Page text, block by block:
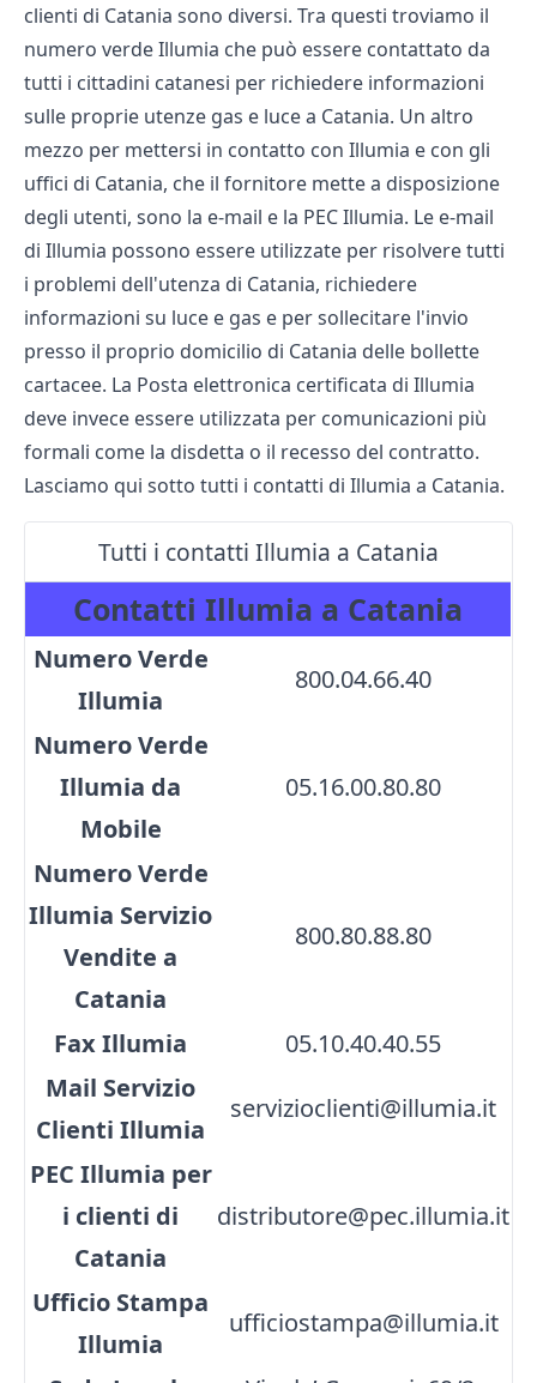
clienti di Catania sono diversi. Tra questi troviamo il
numero verde Illumia che può essere contattato da
tutti i cittadini catanesi per richiedere informazioni
sulle proprie utenze gas e luce a Catania. Un altro
mezzo per mettersi in contatto con Illumia e con gli
uffici di Catania, che il fornitore mette a disposizione
degli utenti, sono la e-mail e la PEC Illumia. Le e-mail
di Illumia possono essere utilizzate per risolvere tutti
i problemi dell'utenza di Catania, richiedere
informazioni su luce e gas e per sollecitare l'invio
presso il proprio domicilio di Catania delle bollette
cartacee. La Posta elettronica certificata di Illumia
deve invece essere utilizzata per comunicazioni più
formali come la disdetta o il recesso del contratto.
Lasciamo qui sotto tutti i contatti di Illumia a Catania.
Tutti i contatti Illumia a Catania
Contatti Illumia a Catania
Numero Verde
Illumia
800.04.66.40
Numero Verde
Illumia da
Mobile
05.16.00.80.80
Numero Verde
Illumia Servizio
Vendite a
Catania
800.80.88.80
Fax Illumia
05.10.40.40.55
Mail Servizio
Clienti Illumia
servizioclienti@illumia.it
PEC Illumia per
i clienti di
Catania
distributore@pec.illumia.it
Ufficio Stampa
Illumia
ufficiostampa@illumia.it